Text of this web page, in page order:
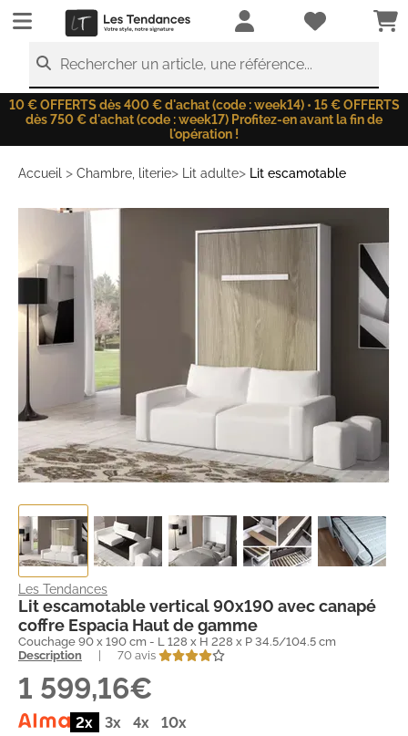
LesTendances.fr
Rechercher un article, une référence...
10 € OFFERTS dès 400 € d'achat (code : week14) • 15 € OFFERTS
dès 750 € d'achat (code : week17) Profitez-en avant la fin de
l'opération !
Accueil > Chambre, literie> Lit adulte> Lit escamotable
Les Tendances
Lit escamotable vertical 90x190 avec canapé
coffre Espacia Haut de gamme
Couchage 90 x 190 cm - L 128 x H 228 x P 34.5/104.5 cm
Description
70 avis
1 599,16€
2x 3x 4x 10x